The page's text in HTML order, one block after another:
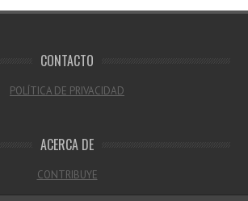
CONTACTO
POLÍTICA DE PRIVACIDAD
ACERCA DE
CONTRIBUYE